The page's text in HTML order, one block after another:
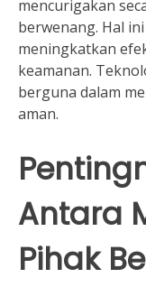
mencurigakan
berwenang. Hal
meningkatkan
keamanan.
berguna dalam
aman.
Antara
Pihak